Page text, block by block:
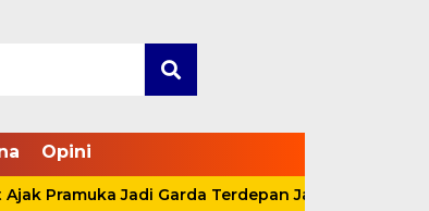
Opini
Jadi Garda Terdepan Jaga Lingkungan